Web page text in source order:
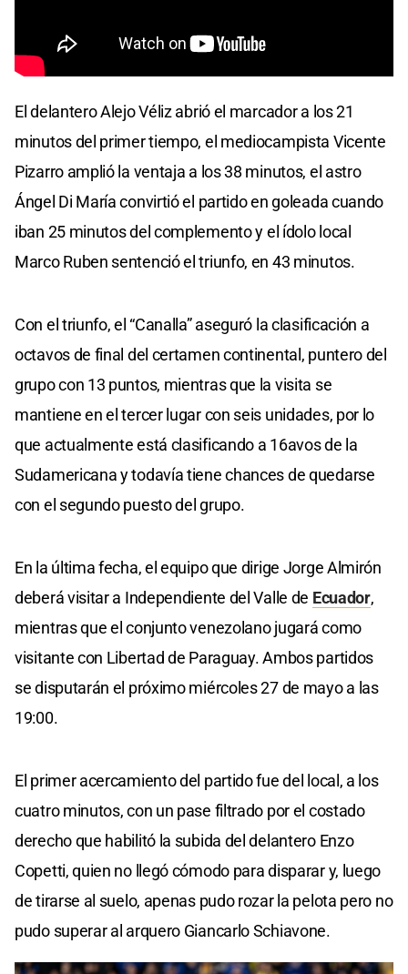
El delantero Alejo Véliz abrió el marcador a los 21
minutos del primer tiempo, el mediocampista Vicente
Pizarro amplió la ventaja a los 38 minutos, el astro
Ángel Di María convirtió el partido en goleada cuando
iban 25 minutos del complemento y el ídolo local
Marco Ruben sentenció el triunfo, en 43 minutos.
Con el triunfo, el “Canalla” aseguró la clasificación a
octavos de final del certamen continental, puntero del
grupo con 13 puntos, mientras que la visita se
mantiene en el tercer lugar con seis unidades, por lo
que actualmente está clasificando a 16avos de la
Sudamericana y todavía tiene chances de quedarse
con el segundo puesto del grupo.
En la última fecha, el equipo que dirige Jorge Almirón
deberá visitar a Independiente del Valle de Ecuador,
mientras que el conjunto venezolano jugará como
visitante con Libertad de Paraguay. Ambos partidos
se disputarán el próximo miércoles 27 de mayo a las
19:00.
El primer acercamiento del partido fue del local, a los
cuatro minutos, con un pase filtrado por el costado
derecho que habilitó la subida del delantero Enzo
Copetti, quien no llegó cómodo para disparar y, luego
de tirarse al suelo, apenas pudo rozar la pelota pero no
pudo superar al arquero Giancarlo Schiavone.